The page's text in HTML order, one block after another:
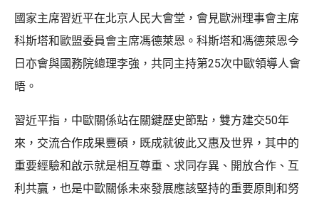
國家主席習近平在北京人民大會堂，會見歐洲理事會主席
科斯塔和歐盟委員會主席馮德萊恩。科斯塔和馮德萊恩今
日亦會與國務院總理李強，共同主持第25次中歐領導人會
晤。
習近平指，中歐關係站在關鍵歷史節點，雙方建交50年
來，交流合作成果豐碩，既成就彼此又惠及世界，其中的
重要經驗和啟示就是相互尊重、求同存異、開放合作、互
利共贏，也是中歐關係未來發展應該堅持的重要原則和努